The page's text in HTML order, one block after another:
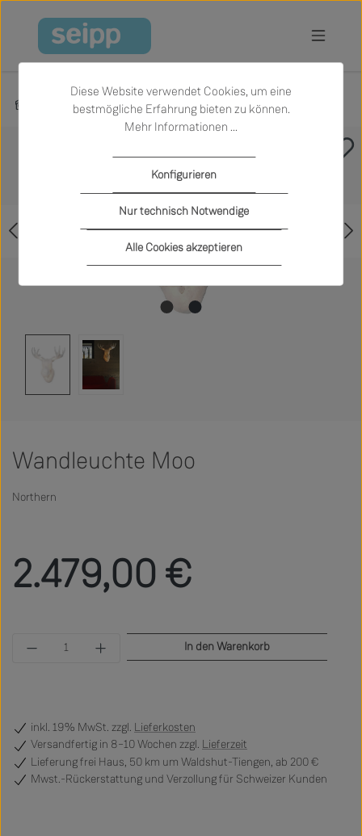
Zum Hauptinhalt springen
Produkte Licht Wandleuchten
Wandleuchte Moo
Northern
2.479,00 €
Produkt Anzahl: Gib den gewünschten Wert
In den Warenkorb
inkl. 19% MwSt. zzgl. Lieferkosten
Versandfertig in 8–10 Wochen zzgl. Lieferzeit
Lieferung frei Haus, 50 km um Waldshut-Tiengen, ab 200 €
Mwst.-Rückerstattung und Verzollung für Schweizer Kunden
Diese Website verwendet Cookies, um eine
bestmögliche Erfahrung bieten zu können.
Mehr Informationen ...
Nur technisch Notwendige
Konfigurieren
Alle Cookies akzeptieren